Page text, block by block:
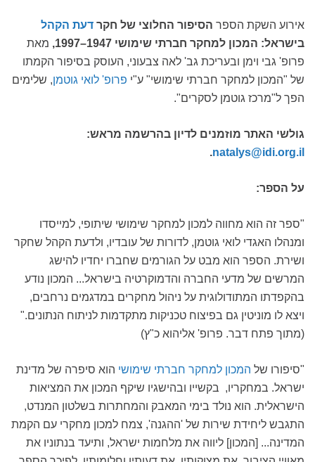
אירוע השקת הספר הסיפור החלוצי של חקר דעת הקהל
בישראל: המכון למחקר חברתי שימושי 1947–1997,
מאת
פרופ' גבי וימן ובעריכת גב' לאה צבעוני, העוסק בסיפור הקמתו
של "המכון למחקר חברתי שימושי" ע"י פרופ' לואי גוטמן, שלימים
הפך ל"מרכז גוטמן לסקרים".
גולשי האתר מוזמנים לדיון בהרשמה מראש:
natalys@idi.org.il
.
על הספר:
"ספר זה הוא מחווה למכון למחקר שימושי שיתופי, למייסדו
ומנהלו האגדי לואי גוטמן, לדורות של עובדיו, ולדעת הקהל שחקר
ושירת. הספר הוא מבט על הגורמים שחברו יחדיו להישג
המרשים של מדעי החברה והדמוקרטיה בישראל... המכון נודע
בהקפדתו המתודולוגית על ניהול מחקרים במדגמים נרחבים,
ויצא לו מוניטין גם בפיצוח טכניקות מתקדמות לניתוח הנתונים."
(מתוך פתח דבר. פרופ' אליהוא כ"ץ)
"סיפורו של המכון למחקר חברתי שימושי הוא סיפרה של מדינת
ישראל. במחקריו, בקשייו ובהישגיו שיקף המכון את המציאות
הישראלית. הוא נולד בימי המאבק והמחתרות בשלטון המנדט,
התגבש ליחידת שירות של 'ההגנה', צמח למכון מחקרי עם הקמת
המדינה... [המכון] ליווה את מלחמות ישראל, ותיעד בנתוניו את